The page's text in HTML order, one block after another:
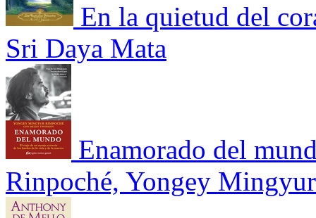
En la quietud del
Sri Daya Mata
Enamorado del
Rinpoché, Yongey Mingyur